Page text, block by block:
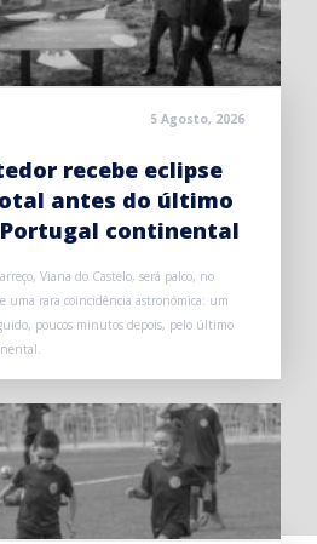
5 Agosto, 2026
recebe eclipse
antes do último
continental
Viana do Castelo, será palco, no
uma rara coincidência astronómica: um
poucos minutos depois, pelo último